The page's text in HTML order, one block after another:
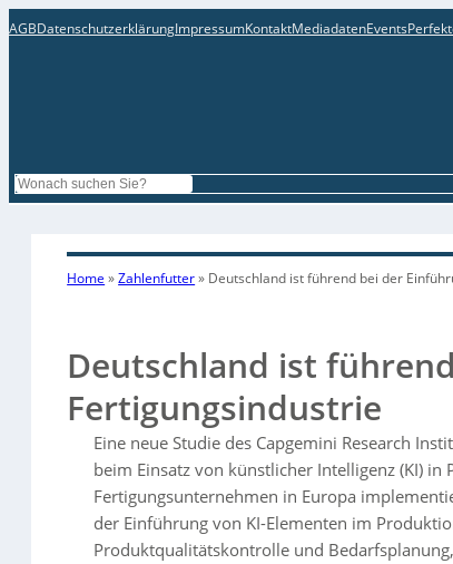
AGBDatenschutzerklärungImpressumKontaktMediadatenEvents
Search
Home »Zahlenfutter» Deutschland ist führend bei der
Deutschland ist
Fertigungsindustrie
Eine neue Studie des Capgemini Research
beim Einsatz von künstlicher Intelligenz (KI)
Fertigungsunternehmen in Europa
der Einführung von KI-Elementen im
Produktqualitätskontrolle und